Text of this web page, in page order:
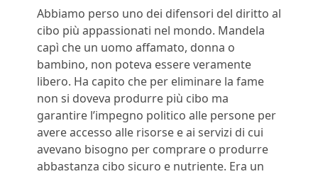
Abbiamo perso uno dei difensori del diritto al
cibo più appassionati nel mondo. Mandela
capì che un uomo affamato, donna o
bambino, non poteva essere veramente
libero. Ha capito che per eliminare la fame
non si doveva produrre più cibo ma
garantire l’impegno politico alle persone per
avere accesso alle risorse e ai servizi di cui
avevano bisogno per comprare o produrre
abbastanza cibo sicuro e nutriente. Era un